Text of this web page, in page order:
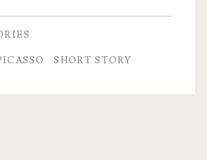
SHORT STORY